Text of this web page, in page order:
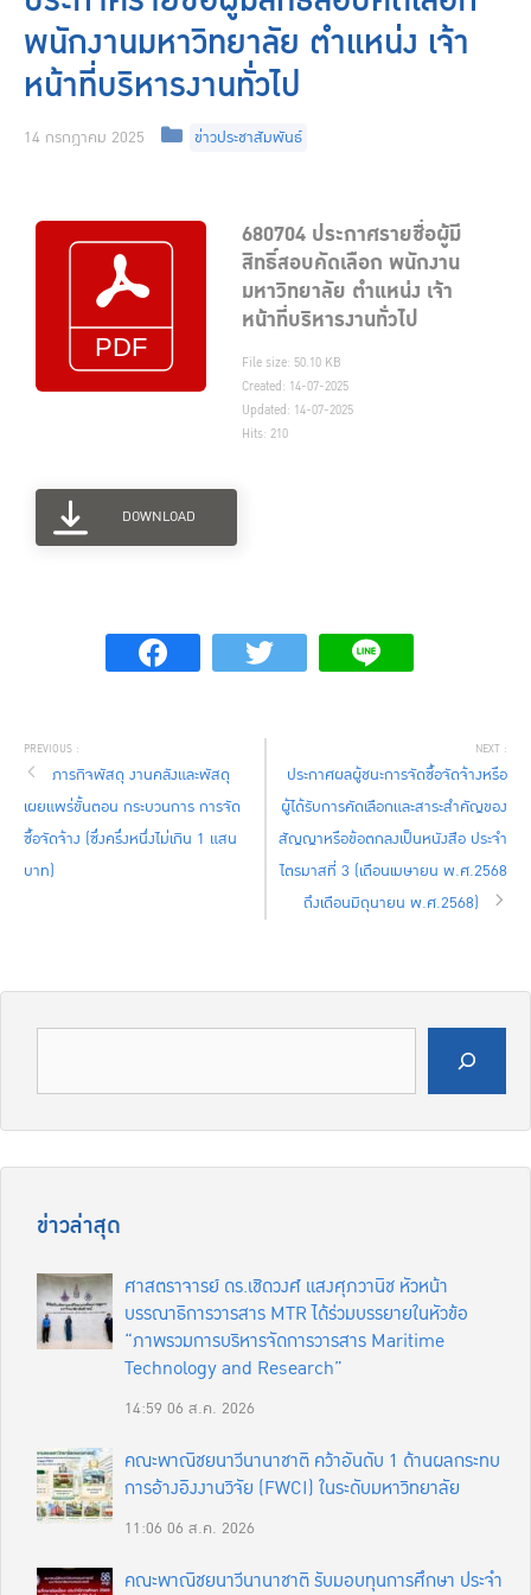
พนักงานมหาวิทยาลัย ตำแหน่ง เจ้า
หน้าที่บริหารงานทั่วไป
14 กรกฎาคม 2025 Categories
ข่าวประชาสัมพันธ์
680704 ประกาศรายชื่อผู้มี
สิทธิ์สอบคัดเลือก พนักงาน
มหาวิทยาลัย ตำแหน่ง เจ้า
หน้าที่บริหารงานทั่วไป
File size: 50.10 KB
Created: 14-07-2025
Updated: 14-07-2025
Hits: 210
DOWNLOAD
ภารกิจพัสดุ งานคลังและพัสดุ
เผยแพร่ขั้นตอน กระบวนการ การจัด
ซื้อจัดจ้าง (ซึ่งครึ่งหนึ่งไม่เกิน 1 แสน
บาท)
ประกาศผลผู้ชนะการจัดซื้อจัดจ้างหรือ
ผู้ได้รับการคัดเลือกและสาระสำคัญของ
สัญญาหรือข้อตกลงเป็นหนังสือ ประจำ
ไตรมาสที่ 3 (เดือนเมษายน พ.ศ.2568
ถึงเดือนมิถุนายน พ.ศ.2568)
ข่าวล่าสุด
ศาสตราจารย์ ดร.เชิดวงศ์ แสงศุภวานิช หัวหน้า
บรรณาธิการวารสาร MTR ได้ร่วมบรรยายในหัวข้อ
“ภาพรวมการบริหารจัดการวารสาร Maritime
Technology and Research”
14:59 06 ส.ค. 2026
คณะพาณิชยนาวีนานาชาติ คว้าอันดับ 1 ด้านผลกระทบ
การอ้างอิงงานวิจัย (FWCI) ในระดับมหาวิทยาลัย
11:06 06 ส.ค. 2026
คณะพาณิชยนาวีนานาชาติ รับมอบทุนการศึกษา ประจำ